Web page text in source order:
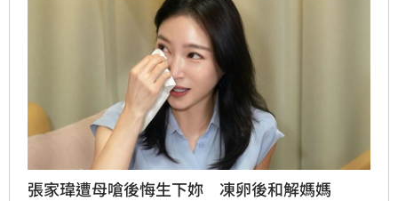
張家瑋遭母嗆後悔生下妳 凍卵後和解媽媽